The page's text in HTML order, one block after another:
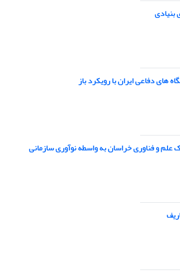
بنیادی
های دفاعی ایران با رویکرد باز
و فناوری خراسان به واسطه نوآوری سازمانی